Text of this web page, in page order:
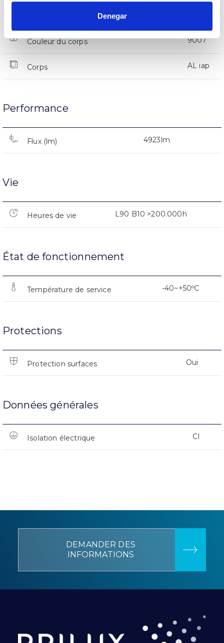
Denegar
Indice d’étanchéité IP
Couleur du corps 9007
Corps AL iap
Performance
Flux (lm) 4923lm
Vie
Heures de vie L90 B10 >200.000h
État de fonctionnement
Température de service -40~+50ºC
Protections
Protection surfaces Oui
Données générales
Isolation électrique CI
DEMANDER DES
INFORMATIONS